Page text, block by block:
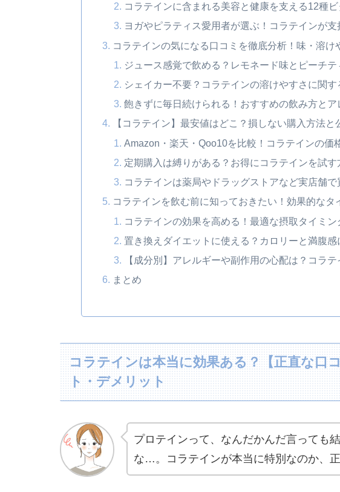
コラテインに含まれる美容と健康を支える12種
ヨガやピラティス愛用者が選ぶ！コラテインが支
コラテインの気になる口コミを徹底分析！味・溶け
ジュース感覚で飲める？レモネード味とピーチテ
シェイカー不要？コラテインの溶けやすさに関
飽きずに毎日続けられる！おすすめの飲み方と
【コラテイン】最安値はどこ？損しない購入方法
Amazon・楽天・Qoo10を比較！コラテインの価
定期購入は縛りがある？お得にコラテインを試す
コラテインは薬局やドラッグストアなど実店舗で
コラテインを飲む前に知っておきたい！効果的なタ
コラテインの効果を高める！最適な摂取タイミン
置き換えダイエットに使える？カロリーと満腹感
【成分別】アレルギーや副作用の心配は？コラ
まとめ
コラテインは本当に効果ある？【正直な口
ト・デメリット
プロテインって、なんだかんだ言っても
な…。コラテインが本当に特別なのか、正